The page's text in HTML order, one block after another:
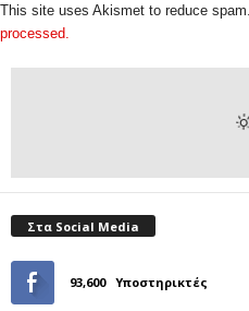
This site uses Akismet to reduce spam.
processed.
Στα Social Media
93,600 Υποστηρικτές